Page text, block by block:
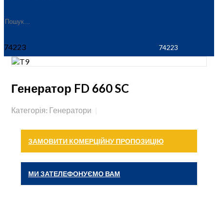
74223
Генератор FD 660 SC
Категорія: Генератори
ЗАМОВИТИ КОМЕРЦІЙНУ ПРОПОЗИЦІЮ
МИ ЗАТЕЛЕФОНУЄМО ВАМ